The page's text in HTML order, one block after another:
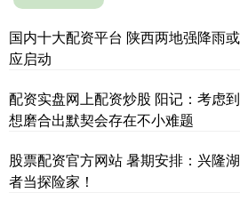
国内十大配资平台 陕西两地强降雨
应启动
配资实盘网上配资炒股 阳记：考虑
想磨合出默契会存在不小难题
股票配资官方网站 暑期安排：兴隆
者当探险家！